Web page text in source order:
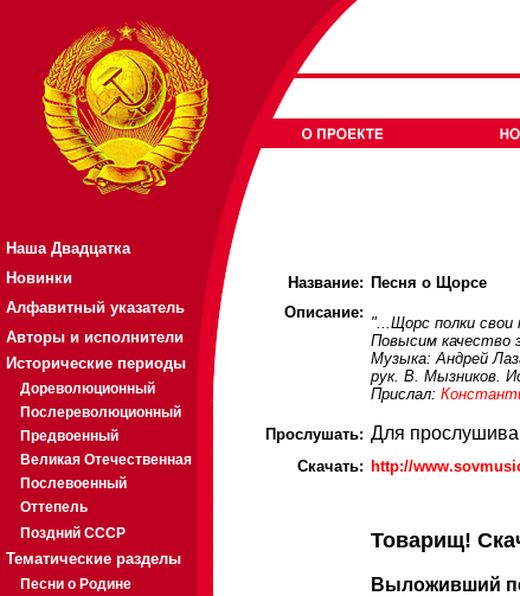
Наша Двадцатка
Новинки
Алфавитный указатель
Авторы и исполнители
Исторические периоды
Дореволюционный
Послереволюционный
Предвоенный
Великая Отечественная
Послевоенный
Оттепель
Поздний СССР
Тематические разделы
Песни о Родине
Название: Песня о Щорсе
Описание:
"...Щорс полки свои
Повысим качество
Музыка: Андрей
рук. В. Мызников.
Прислал:
Прослушать: Для
Скачать: http://
Товарищ!
Выложивший